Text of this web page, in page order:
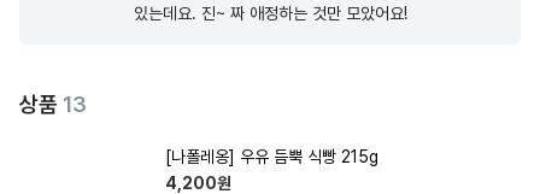
있는데요. 진~ 짜 애정하는 것만 모았어요!
상품 13
[나폴레옹] 우유 듬뿍 식빵 215g
4,200원